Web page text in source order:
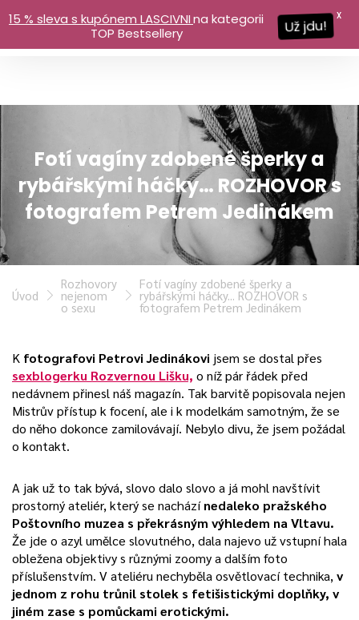
Fotí vagíny zdobené šperky a
rybářskými háčky… ROZHOVOR s
fotografem Petrem Jedinákem
Úvod
Rozhovory
nejenom
o sexu
Fotí vagíny zdobené šperky a
rybářskými háčky... ROZHOVOR s
fotografem Petrem Jedinákem
K fotografovi Petrovi Jedinákovi jsem se dostal přes
sexblogerku Rozvernou Lišku, o níž pár řádek před
nedávnem přinesl náš magazín. Tak barvitě popisovala nejen
Mistrův přístup k focení, ale i k modelkám samotným, že se
do něho dokonce zamilovávají. Nebylo divu, že jsem požádal
o kontakt.
A jak už to tak bývá, slovo dalo slovo a já mohl navštívit
prostorný ateliér, který se nacházínedaleko pražského
Poštovního muzea s překrásným výhledem na Vltavu.
Že jde o azyl umělce slovutného, dala najevo už vstupní hala
obležena objektivy s různými zoomy a dalším foto
příslušenstvím. V ateliéru nechyběla osvětlovací technika, v
jednom z rohu trůnil stolek s fetišistickými doplňky, v
jiném zase s pomůckami erotickými.
15 % sleva s kupónem LASCIVNIna kategorii
TOP Bestsellery
Už jdu!
X